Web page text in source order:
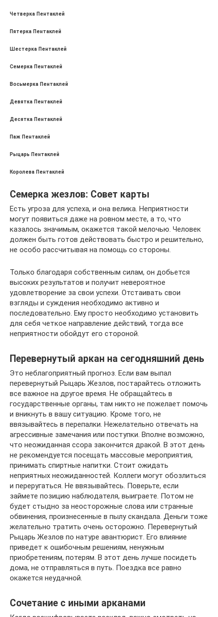
Четверка Пентаклей
Пятерка Пентаклей
Шестерка Пентаклей
Семерка Пентаклей
Восьмерка Пентаклей
Девятка Пентаклей
Десятка Пентаклей
Паж Пентаклей
Рыцарь Пентаклей
Королева Пентаклей
Семерка жезлов: Совет карты
Есть угроза для успеха, и она велика. Неприятности
могут появиться даже на ровном месте, а то, что
казалось значимым, окажется такой мелочью. Человек
должен быть готов действовать быстро и решительно,
не особо рассчитывая на помощь со стороны.
Только благодаря собственным силам, он добьется
высоких результатов и получит невероятное
удовлетворение за свои успехи. Отстаивать свои
взгляды и суждения необходимо активно и
последовательно. Ему просто необходимо установить
для себя четкое направление действий, тогда все
неприятности обойдут его стороной.
Перевернутый аркан на сегодняшний день
Это неблагоприятный прогноз. Если вам выпал
перевернутый Рыцарь Жезлов, постарайтесь отложить
все важное на другое время. Не обращайтесь в
государственные органы, там никто не пожелает помочь
и вникнуть в вашу ситуацию. Кроме того, не
ввязывайтесь в перепалки. Нежелательно отвечать на
агрессивные замечания или поступки. Вполне возможно,
что неожиданная ссора закончится дракой. В этот день
не рекомендуется посещать массовые мероприятия,
принимать спиртные напитки. Стоит ожидать
неприятных неожиданностей. Коллеги могут обозлиться
и переругаться. Не ввязывайтесь. Поверьте, если
займете позицию наблюдателя, выиграете. Потом не
будет стыдно за неосторожные слова или странные
обвинения, произнесенные в пылу скандала. Деньги тоже
желательно тратить очень осторожно. Перевернутый
Рыцарь Жезлов по натуре авантюрист. Его влияние
приведет к ошибочным решениям, ненужным
приобретениям, потерям. В этот день лучше посидеть
дома, не отправляться в путь. Поездка все равно
окажется неудачной.
Сочетание с иными арканами